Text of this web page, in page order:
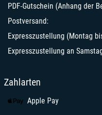
PDF-Gutschein (Anhang der
Postversand:
Expresszustellung (Montag
Expresszustellung an
Zahlarten
Apple Pay